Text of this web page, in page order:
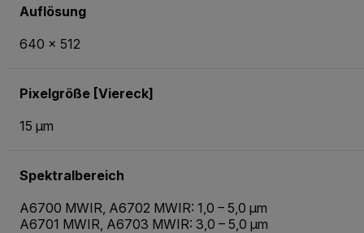
Auflösung
640 × 512
Pixelgröße [Viereck]
15 µm
Spektralbereich
A6700 MWIR, A6702 MWIR: 1,0 – 5,0 µm
A6701 MWIR, A6703 MWIR: 3,0 – 5,0 µm